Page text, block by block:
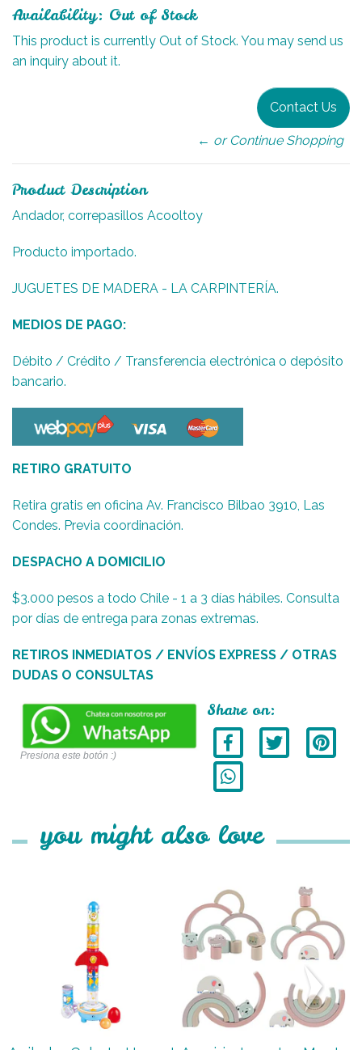
Availability: Out of Stock
This product is currently Out of Stock. You may send us
an inquiry about it.
Contact Us
← or Continue Shopping
Product Description
Andador, correpasillos Acooltoy
Producto importado.
JUGUETES DE MADERA - LA CARPINTERÍA.
MEDIOS DE PAGO:
Débito / Crédito / Transferencia electrónica o depósito
bancario.
RETIRO GRATUITO
Retira gratis en oficina Av. Francisco Bilbao 3910, Las
Condes. Previa coordinación.
DESPACHO A DOMICILIO
$3.000 pesos a todo Chile - 1 a 3 días hábiles. Consulta
por días de entrega para zonas extremas.
RETIROS INMEDIATOS / ENVÍOS EXPRESS / OTRAS
DUDAS O CONSULTAS
Presiona este botón :)
Share on:
you might also love